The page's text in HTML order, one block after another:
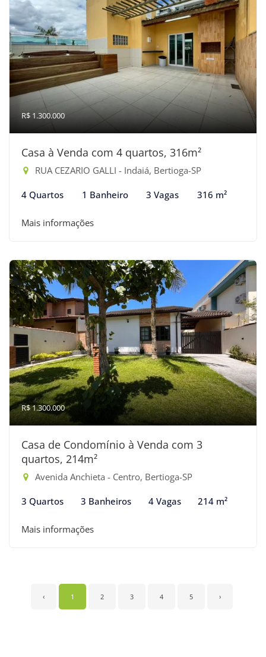
R$ 1.300.000
Casa à Venda com 4 quartos, 316m²
RUA CEZARIO GALLI - Indaiá, Bertioga-SP
4 Quartos 1 Banheiro 3 Vagas 316 m²
Mais informações
R$ 1.300.000
Casa de Condomínio à Venda com 3
quartos, 214m²
Avenida Anchieta - Centro, Bertioga-SP
3 Quartos 3 Banheiros 4 Vagas 214 m²
Mais informações
‹ 1 2 3 4 5 ›